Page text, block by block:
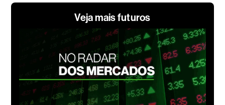
Veja mais futuros